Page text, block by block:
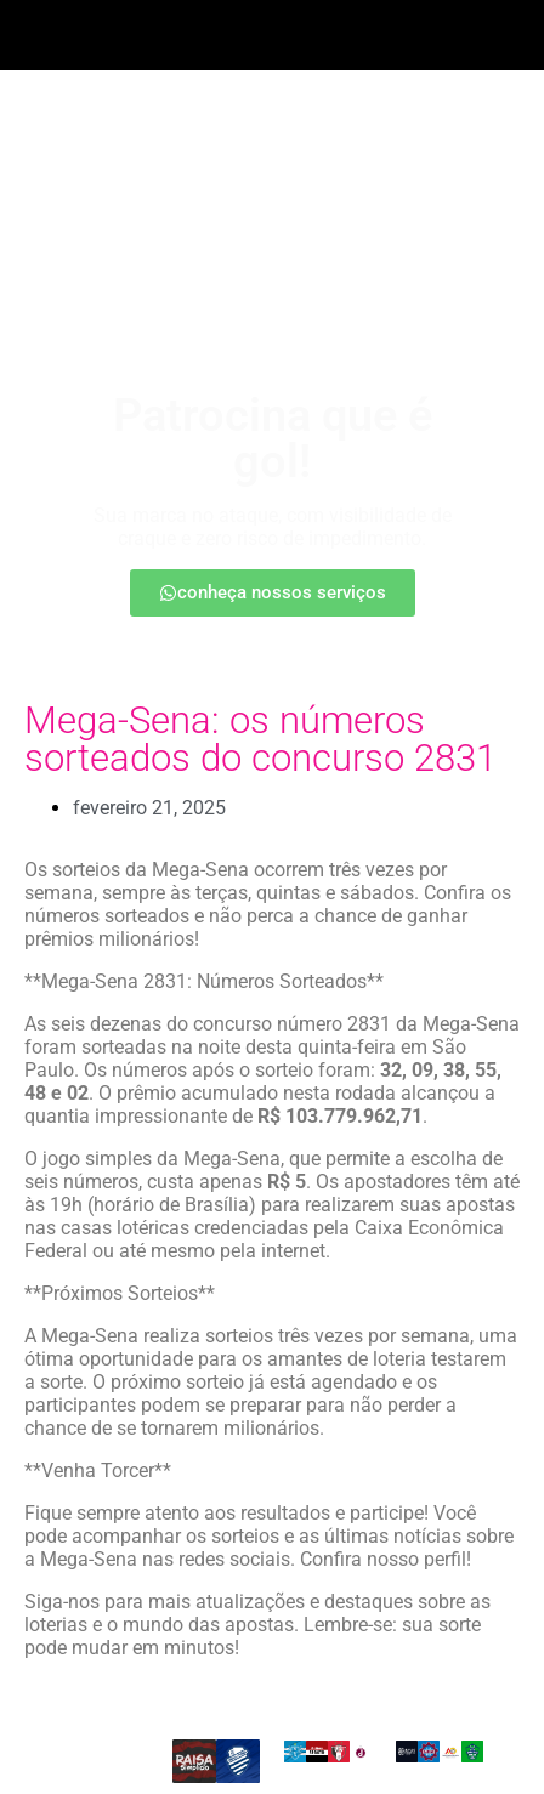
conheça nossos serviços
Mega-Sena: os números
sorteados do concurso 2831
fevereiro 21, 2025
Os sorteios da Mega-Sena ocorrem três vezes por
semana, sempre às terças, quintas e sábados. Confira os
números sorteados e não perca a chance de ganhar
prêmios milionários!
**Mega-Sena 2831: Números Sorteados**
As seis dezenas do concurso número 2831 da Mega-Sena
foram sorteadas na noite desta quinta-feira em São
Paulo. Os números após o sorteio foram: 32, 09, 38, 55,
48 e 02. O prêmio acumulado nesta rodada alcançou a
quantia impressionante de R$ 103.779.962,71.
O jogo simples da Mega-Sena, que permite a escolha de
seis números, custa apenas R$ 5. Os apostadores têm até
às 19h (horário de Brasília) para realizarem suas apostas
nas casas lotéricas credenciadas pela Caixa Econômica
Federal ou até mesmo pela internet.
**Próximos Sorteios**
A Mega-Sena realiza sorteios três vezes por semana, uma
ótima oportunidade para os amantes de loteria testarem
a sorte. O próximo sorteio já está agendado e os
participantes podem se preparar para não perder a
chance de se tornarem milionários.
**Venha Torcer**
Fique sempre atento aos resultados e participe! Você
pode acompanhar os sorteios e as últimas notícias sobre
a Mega-Sena nas redes sociais. Confira nosso perfil!
Siga-nos para mais atualizações e destaques sobre as
loterias e o mundo das apostas. Lembre-se: sua sorte
pode mudar em minutos!